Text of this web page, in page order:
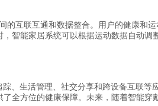
互联互通和数据整合。用户的健康和
智能家居系统可以根据运动数据自动
、生活管理、社交分享和跨设备互联
全方位的健康保障。未来，随着智能